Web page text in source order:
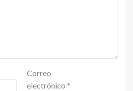
Correo
electrónico *